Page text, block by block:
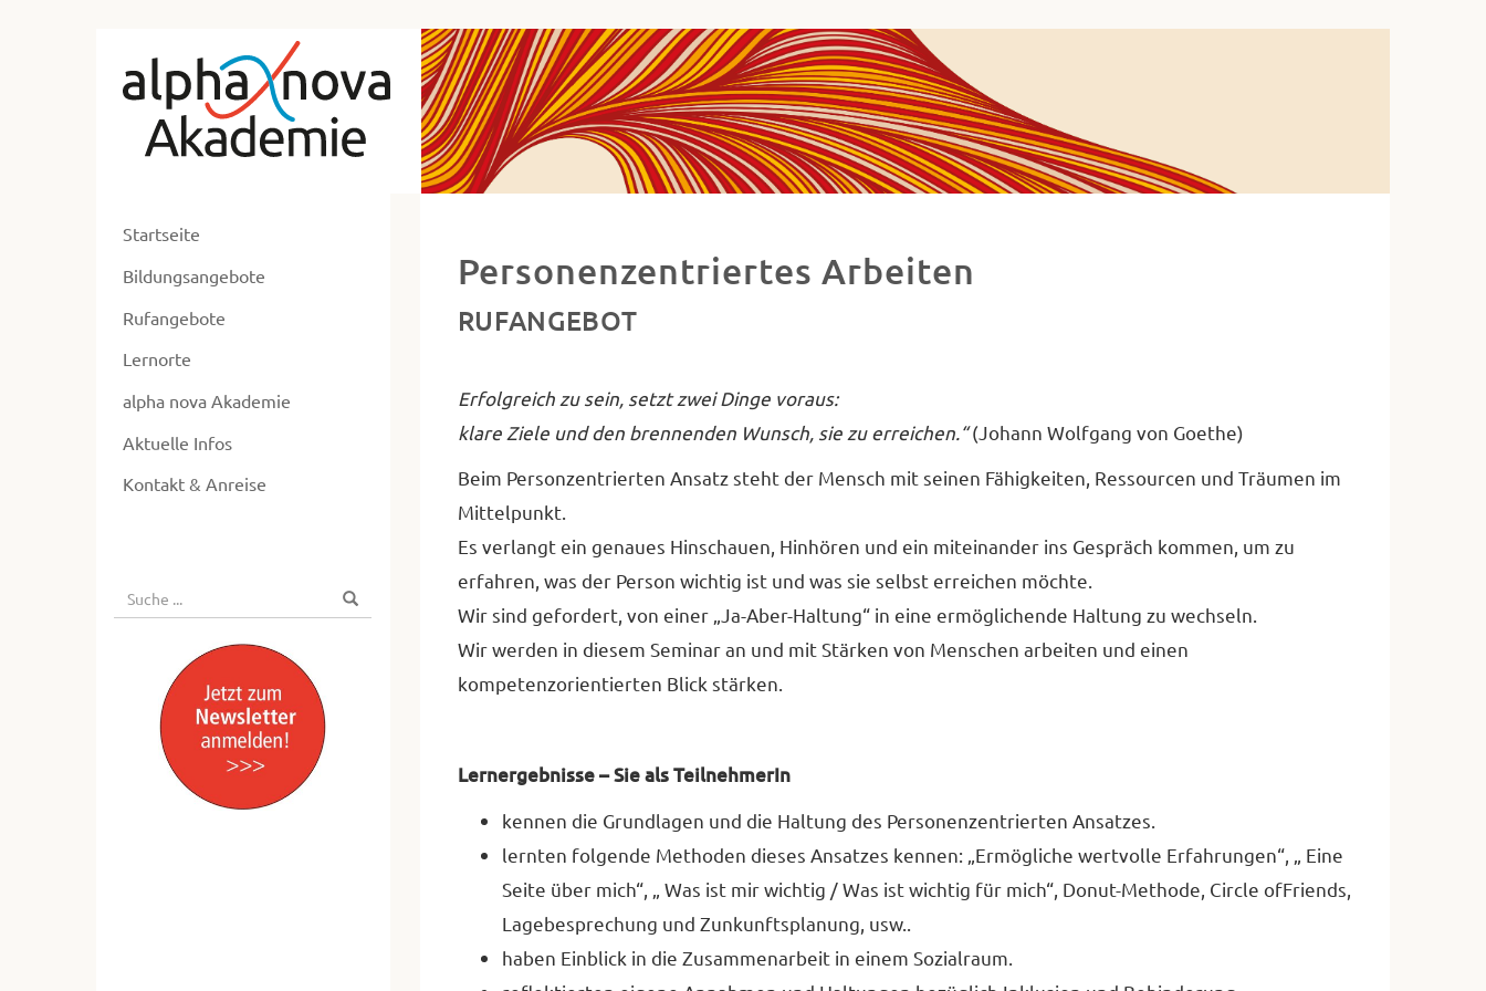
Alpha
Nova
Akademie
Neues
entdecken,
und
umsetzen.
Startseite
Bildungsangebote
Rufangebote
Lernorte
alpha nova Akademie
Aktuelle Infos
Kontakt & Anreise
Suche
nach:
Suchen
Personenzentriertes Arbeiten
RUFANGEBOT
Erfolgreich zu sein, setzt zwei Dinge voraus:
klare Ziele und den brennenden Wunsch, sie zu erreichen.“(Johann Wolfgang von Goethe)
Beim Personzentrierten Ansatz steht der Mensch mit seinen Fähigkeiten, Ressourcen und Träumen im
Mittelpunkt.
Es verlangt ein genaues Hinschauen, Hinhören und ein miteinander ins Gespräch kommen, um zu
erfahren, was der Person wichtig ist und was sie selbst erreichen möchte.
Wir sind gefordert, von einer „Ja-Aber-Haltung“ in eine ermöglichende Haltung zu wechseln.
Wir werden in diesem Seminar an und mit Stärken von Menschen arbeiten und einen
kompetenzorientierten Blick stärken.
Lernergebnisse – Sie als TeilnehmerIn
kennen die Grundlagen und die Haltung des Personenzentrierten Ansatzes.
lernten folgende Methoden dieses Ansatzes kennen: „Ermögliche wertvolle Erfahrungen“, „ Eine
Seite über mich“, „ Was ist mir wichtig / Was ist wichtig für mich“, Donut-Methode, Circle ofFriends,
Lagebesprechung und Zunkunftsplanung, usw..
haben Einblick in die Zusammenarbeit in einem Sozialraum.